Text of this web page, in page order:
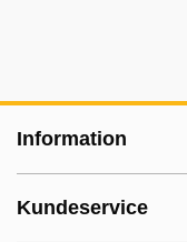
Information
Kundeservice